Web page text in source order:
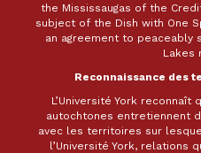
the Mississaugas of the
subject of the Dish with One
an agreement to peaceably
Lakes
Reconnaissance des
L’Université York
autochtones entretiennent
avec les territoires sur
l’Université York, relations